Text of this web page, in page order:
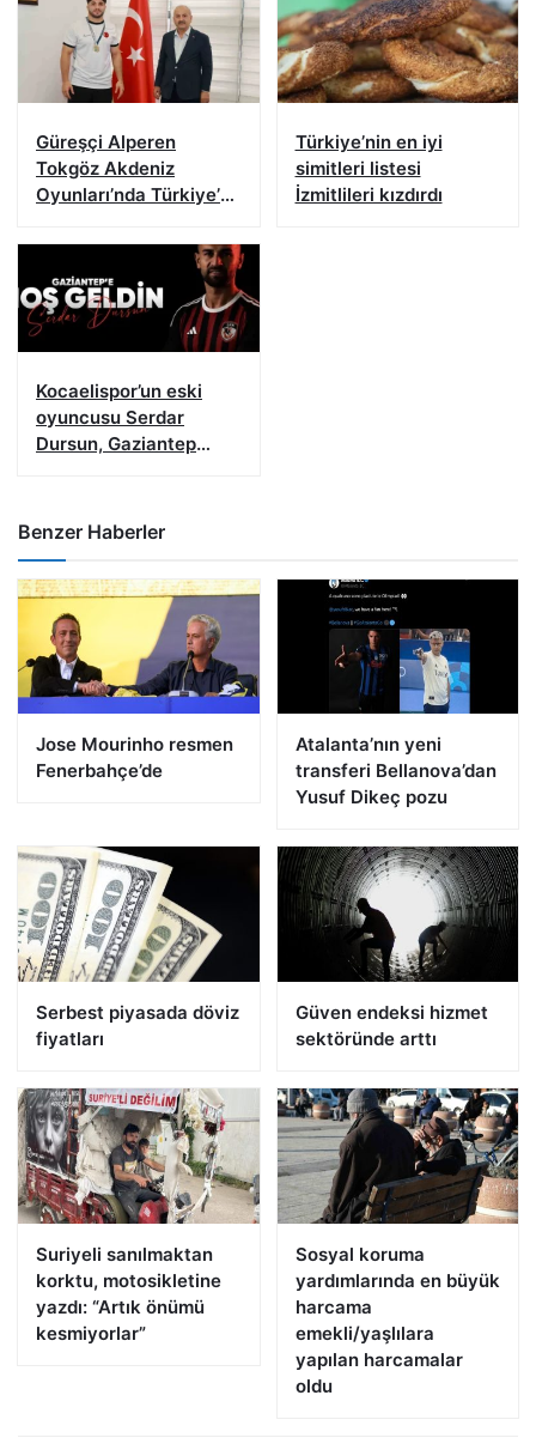
Güreşçi Alperen
Tokgöz Akdeniz
Oyunları’nda Türkiye’yi
Türkiye’nin en iyi
simitleri listesi
İzmitlileri kızdırdı
Kocaelispor’un eski
oyuncusu Serdar
Dursun, Gaziantep
Benzer Haberler
Jose Mourinho resmen
Fenerbahçe’de
Atalanta’nın yeni
transferi Bellanova’dan
Yusuf Dikeç pozu
Serbest piyasada döviz
fiyatları
Güven endeksi hizmet
sektöründe arttı
Suriyeli sanılmaktan
korktu, motosikletine
yazdı: “Artık önümü
kesmiyorlar”
Sosyal koruma
yardımlarında en büyük
harcama
emekli/yaşlılara
yapılan harcamalar
oldu